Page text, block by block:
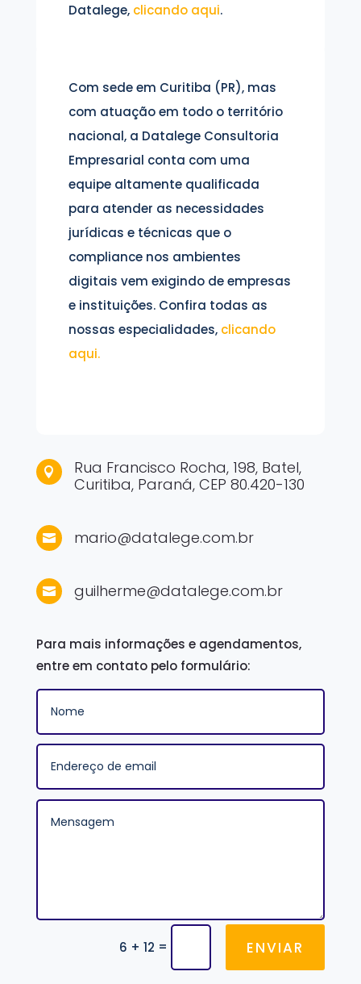
Datalege, clicando aqui.
Com sede em Curitiba (PR), mas
com atuação em todo o território
nacional, a Datalege Consultoria
Empresarial conta com uma
equipe altamente qualificada
para atender as necessidades
jurídicas e técnicas que o
compliance nos ambientes
digitais vem exigindo de empresas
e instituições. Confira todas as
nossas especialidades, clicando
aqui.

Rua Francisco Rocha, 198, Batel,
Curitiba, Paraná, CEP 80.420-130
 mario@datalege.com.br
 guilherme@datalege.com.br
Para mais informações e agendamentos,
entre em contato pelo formulário:
6 + 12 = ENVIAR